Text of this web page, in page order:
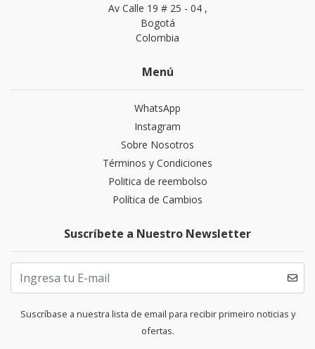
Av Calle 19 # 25 - 04 ,
Bogotá
Colombia
Menú
WhatsApp
Instagram
Sobre Nosotros
Términos y Condiciones
Politica de reembolso
Política de Cambios
Suscríbete a Nuestro Newsletter
Suscríbase a nuestra lista de email para recibir primeiro noticias y
ofertas.